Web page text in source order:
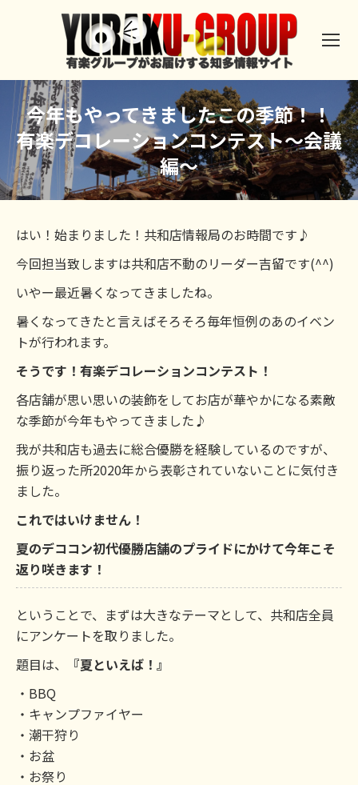
今年もやってきましたこの季節！！
有楽デコレーションコンテスト～会議
編～
はい！始まりました！共和店情報局のお時間です♪
今回担当致しますは共和店不動のリーダー吉留です(^^)
いやー最近暑くなってきましたね。
暑くなってきたと言えばそろそろ毎年恒例のあのイベン
トが行われます。
そうです！有楽デコレーションコンテスト！
各店舗が思い思いの装飾をしてお店が華やかになる素敵
な季節が今年もやってきました♪
我が共和店も過去に総合優勝を経験しているのですが、
振り返った所2020年から表彰されていないことに気付き
ました。
これではいけません！
夏のデココン初代優勝店舗のプライドにかけて今年こそ
返り咲きます！
ということで、まずは大きなテーマとして、共和店全員
にアンケートを取りました。
題目は、
『夏といえば！』
・BBQ
・キャンプファイヤー
・潮干狩り
・お盆
・お祭り